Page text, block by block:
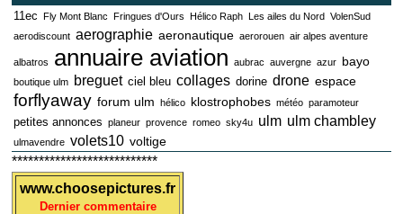
11ec Fly Mont Blanc Fringues d'Ours Hélico Raph Les ailes du Nord VolenSud
aerodiscount aerographie aeronautique aerorouen air alpes aventure
albatros annuaire aviation aubrac auvergne azur bayo
boutique ulm breguet ciel bleu collages dorine drone espace
forflyaway forum ulm hélico klostrophobes météo paramoteur
petites annonces planeur provence romeo sky4u ulm ulm chambley
ulmavendre volets10 voltige
***************************
www.choosepictures.fr
Dernier commentaire